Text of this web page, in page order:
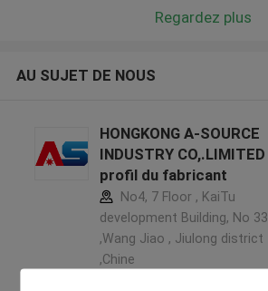
Regardez plus
AU SUJET DE NOUS
HONGKONG A-SOURCE
INDUSTRY CO,.LIMITED
profil du fabricant
No4, 7 Floor , KaiTu
development Building, No 33
,Wang Jiao , Jiulong district
,Chine